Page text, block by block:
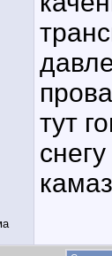
тут